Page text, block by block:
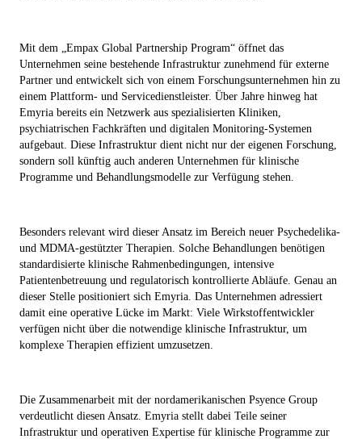
Mit dem „Empax Global Partnership Program“ öffnet das
Unternehmen seine bestehende Infrastruktur zunehmend für externe
Partner und entwickelt sich von einem Forschungsunternehmen hin zu
einem Plattform- und Servicedienstleister. Über Jahre hinweg hat
Emyria bereits ein Netzwerk aus spezialisierten Kliniken,
psychiatrischen Fachkräften und digitalen Monitoring-Systemen
aufgebaut. Diese Infrastruktur dient nicht nur der eigenen Forschung,
sondern soll künftig auch anderen Unternehmen für klinische
Programme und Behandlungsmodelle zur Verfügung stehen.
Besonders relevant wird dieser Ansatz im Bereich neuer Psychedelika-
und MDMA-gestützter Therapien. Solche Behandlungen benötigen
standardisierte klinische Rahmenbedingungen, intensive
Patientenbetreuung und regulatorisch kontrollierte Abläufe. Genau an
dieser Stelle positioniert sich Emyria. Das Unternehmen adressiert
damit eine operative Lücke im Markt: Viele Wirkstoffentwickler
verfügen nicht über die notwendige klinische Infrastruktur, um
komplexe Therapien effizient umzusetzen.
Die Zusammenarbeit mit der nordamerikanischen Psyence Group
verdeutlicht diesen Ansatz. Emyria stellt dabei Teile seiner
Infrastruktur und operativen Expertise für klinische Programme zur